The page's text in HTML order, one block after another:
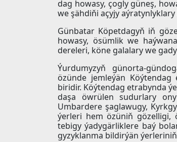
dag howasy, çogly güneş,
we şähdiňi açyjy
Günbatar Köpetdagyň iň
howasy, ösümlik we
dereleri, köne galalary we
Ýurdumyzyň günorta-
özünde jemleýän
biridir. Köýtendag etrabynda
daşa öwrülen sudurlary
Umbardere şaglawugy,
ýerleri hem özüniň gözelligi,
tebigy ýadygärliklere baý
gyzyklanma bildirýän